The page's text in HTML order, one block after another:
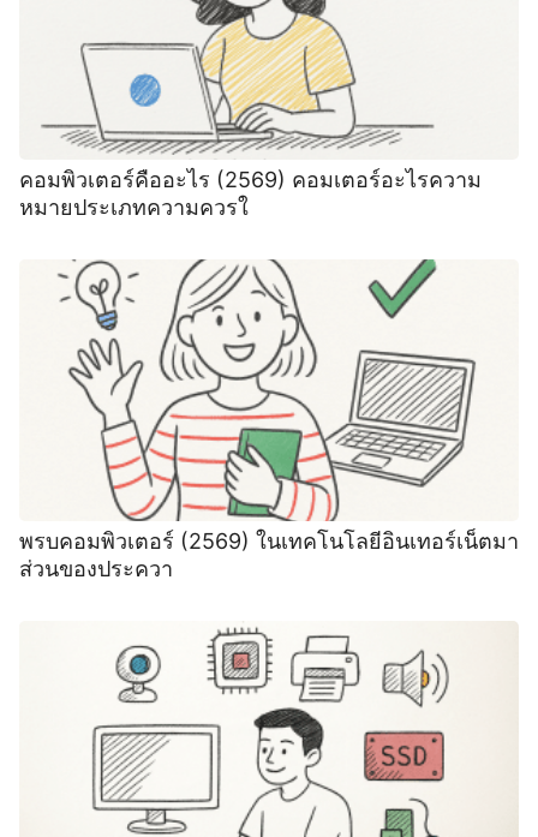
คอมพิวเตอร์คืออะไร (2569) คอมเตอร์อะไรความ
หมายประเภทความควรใ
พรบคอมพิวเตอร์ (2569) ในเทคโนโลยีอินเทอร์เน็ตมา
ส่วนของประควา